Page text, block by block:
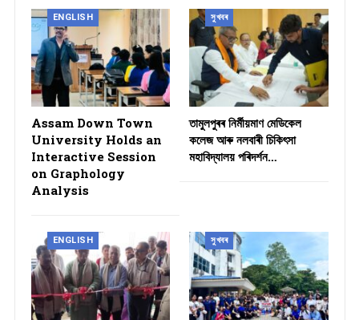
ENGLISH
Assam Down Town
University Holds an
Interactive Session
on Graphology
Analysis
সুখবৰ
তামুলপুৰৰ নিৰ্মীয়মাণ মেডিকেল
কলেজ আৰু নলবাৰী চিকিৎসা
মহাবিদ্যালয় পৰিদৰ্শন…
ENGLISH সুখবৰ